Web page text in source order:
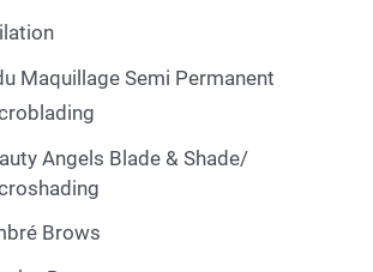
Maquillage Semi Permanent
Angels Blade & Shade/
Brows